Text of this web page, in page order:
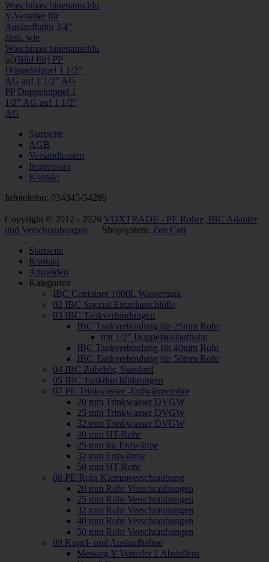
Y-Verteiler für
Auslaufhahn 3/4"
ähnl. wie
Waschmaschinenanschlu
PP Doppelnippel 1
1/2" AG auf 1 1/2"
AG
Startseite
AGB
Versandkosten
Impressum
Kontakt
Infotelefon: 034345-54289
Copyright © 2012 - 2026 VOXTRADE - PE Rohre, IBC Adapter
und Verschraubungen Shopsystem: Zen Cart
Startseite
Kontakt
Anmelden
Kategorien
IBC Container 1000L Wassertank
02 IBC Spezial Einzelanschlüße
03 IBC Tankverbindungen
IBC Tankverbindung für 25mm Rohr
mit 1/2" Doppelauslaufhahn
IBC Tankverbindung für 40mm Rohr
IBC Tankverbindung für 50mm Rohr
04 IBC Zubehör, Standard
05 IBC Tankdurchführungen
07 PE Trinkwasser -Erdwärmerohre
20 mm Trinkwasser DVGW
25 mm Trinkwasser DVGW
32 mm Trinkwasser DVGW
40 mm HT-Rohr
25 mm für Erdwärme
32 mm Erdwärme
50 mm HT-Rohr
08 PE Rohr Klemmverschraubung
20 mm Rohr Verschraubungen
25 mm Rohr Verschraubungen
32 mm Rohr Verschraubungen
40 mm Rohr Verschraubungen
50 mm Rohr Verschraubungen
09 Kugel- und Auslaufhähne
Messing Y Verteiler 2 Abstellern